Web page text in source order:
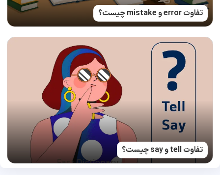
تفاوت error و mistake چیست؟
تفاوت tell و say چیست؟